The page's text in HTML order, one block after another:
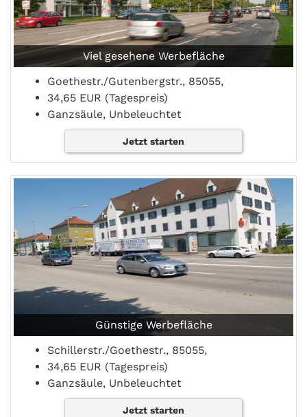
Viel gesehene Werbefläche
Goethestr./Gutenbergstr., 85055,
34,65 EUR (Tagespreis)
Ganzsäule, Unbeleuchtet
Jetzt starten
Günstige Werbefläche
Schillerstr./Goethestr., 85055,
34,65 EUR (Tagespreis)
Ganzsäule, Unbeleuchtet
Jetzt starten